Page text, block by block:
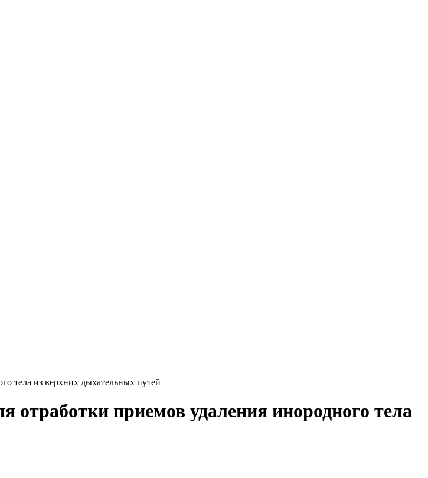
тела из верхних дыхательных путей
отработки приемов удаления инородного тела